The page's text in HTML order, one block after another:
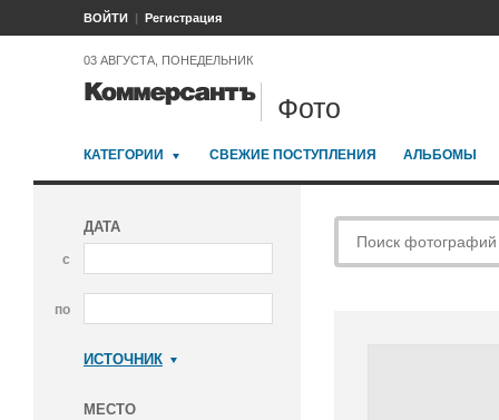
ВОЙТИ Регистрация
03 АВГУСТА, ПОНЕДЕЛЬНИК
Фото
КАТЕГОРИИ СВЕЖИЕ ПОСТУПЛЕНИЯ АЛЬБОМЫ
ДАТА
с
по
ИСТОЧНИК
МЕСТО